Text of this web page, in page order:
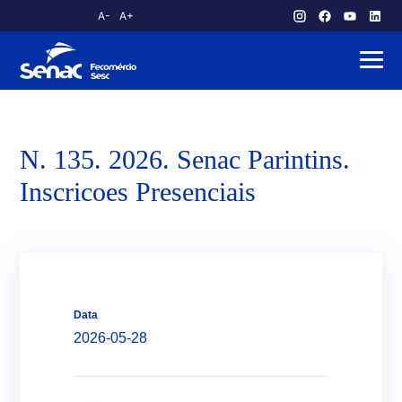
A- A+
atendimento.publico@am.senac.br
N. 135. 2026. Senac Parintins.
Inscricoes Presenciais
Data
2026-05-28